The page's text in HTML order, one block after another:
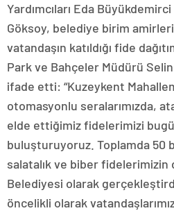
Yardımcıları Eda
Göksoy, belediye birim
vatandaşın katıldığı fide
Park ve Bahçeler Müdürü Selin
ifade etti: “Kuzeykent
otomasyonlu seralarımızda,
elde ettiğimiz fidelerimizi
buluşturuyoruz. Toplamda 50
salatalık ve biber fidelerimizin
Belediyesi olarak
öncelikli olarak